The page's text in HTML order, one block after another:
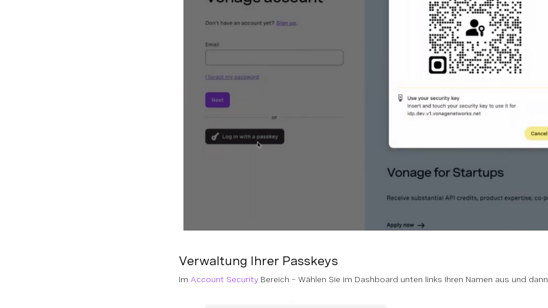
Verwaltung Ihrer Passkeys
Im Account Security Bereich – Wählen Sie im Dashboard unten links Ihren Namen aus und dann